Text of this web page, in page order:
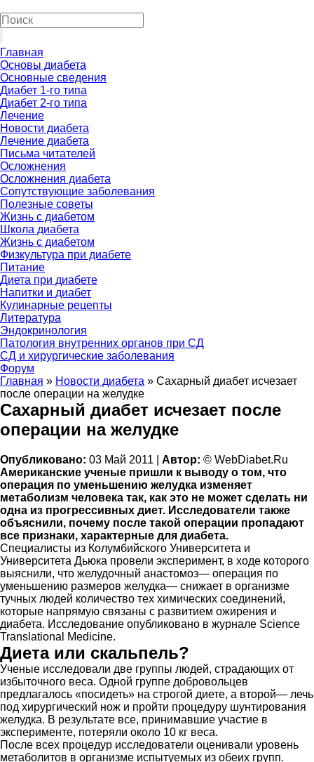
Главная
Основы диабета
Основные сведения
Диабет 1-го типа
Диабет 2-го типа
Лечение
Новости диабета
Лечение диабета
Письма читателей
Осложнения
Осложнения диабета
Сопутствующие заболевания
Полезные советы
Жизнь с диабетом
Школа диабета
Жизнь с диабетом
Физкультура при диабете
Питание
Диета при диабете
Напитки и диабет
Кулинарные рецепты
Литература
Эндокринология
Патология внутренних органов при СД
СД и хирургические заболевания
Форум
Главная » Новости диабета » Сахарный диабет исчезает
после операции на желудке
Сахарный диабет исчезает после
операции на желудке
Опубликовано: 03 Май 2011 | Автор: © WebDiabet.Ru
Американские ученые пришли к выводу о том, что
операция по уменьшению желудка изменяет
метаболизм человека так, как это не может сделать ни
одна из прогрессивных диет. Исследователи также
объяснили, почему после такой операции пропадают
все признаки, характерные для диабета.
Специалисты из Колумбийского Университета и
Университета Дьюка провели эксперимент, в ходе которого
выяснили, что желудочный анастомоз— операция по
уменьшению размеров желудка— снижает в организме
тучных людей количество тех химических соединений,
которые напрямую связаны с развитием ожирения и
диабета. Исследование опубликовано в журнале Science
Translational Medicine.
Диета или скальпель?
Ученые исследовали две группы людей, страдающих от
избыточного веса. Одной группе добровольцев
предлагалось «посидеть» на строгой диете, а второй— лечь
под хирургический нож и пройти процедуру шунтирования
желудка. В результате все, принимавшие участие в
эксперименте, потеряли около 10 кг веса.
После всех процедур исследователи оценивали уровень
метаболитов в организме испытуемых из обеих групп.